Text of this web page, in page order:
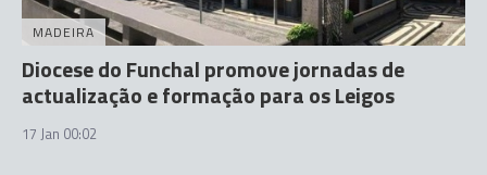
MADEIRA
Diocese do Funchal promove jornadas de
actualização e formação para os Leigos
17 Jan 00:02